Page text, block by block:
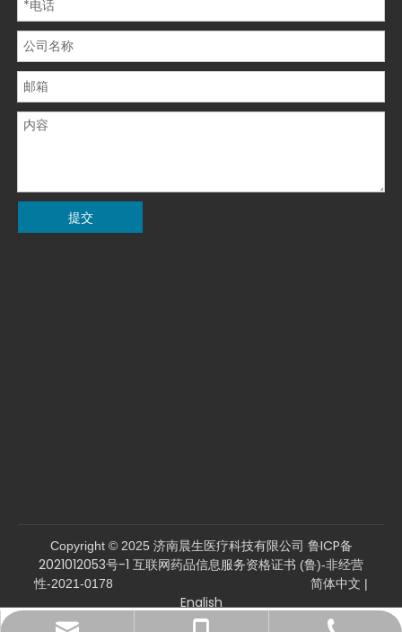
提交
Copyright © 2025 济南晨生医疗科技有限公司 鲁ICP备
2021012053号-1 互联网药品信息服务资格证书 (鲁)-非经营
性-2021-0178 简体中文 |
English